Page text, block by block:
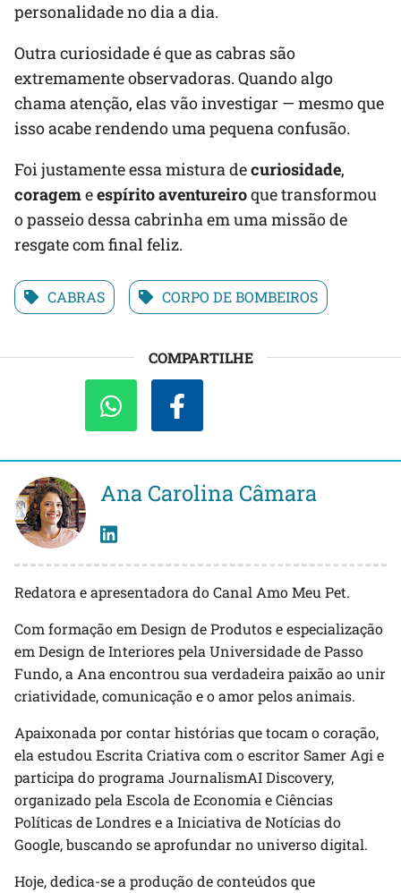
personalidade no dia a dia.
Outra curiosidade é que as cabras são
extremamente observadoras. Quando algo
chama atenção, elas vão investigar — mesmo que
isso acabe rendendo uma pequena confusão.
Foi justamente essa mistura decuriosidade,
coragemeespírito aventureiroque transformou
o passeio dessa cabrinha em uma missão de
resgate com final feliz.
CABRAS CORPO DE BOMBEIROS
COMPARTILHE
Ana Carolina Câmara
Redatora e apresentadora do Canal Amo Meu Pet.
Com formação em Design de Produtos e especialização
em Design de Interiores pela Universidade de Passo
Fundo, a Ana encontrou sua verdadeira paixão ao unir
criatividade, comunicação e o amor pelos animais.
Apaixonada por contar histórias que tocam o coração,
ela estudou Escrita Criativa com o escritor Samer Agi e
participa do programa JournalismAI Discovery,
organizado pela Escola de Economia e Ciências
Políticas de Londres e a Iniciativa de Notícias do
Google, buscando se aprofundar no universo digital.
Hoje, dedica-se a produção de conteúdos que